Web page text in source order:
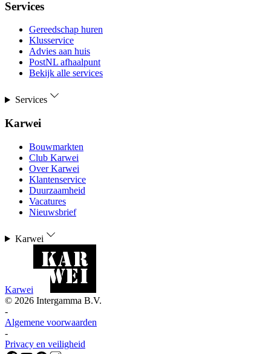
Services
Gereedschap huren
Klusservice
Advies aan huis
PostNL afhaalpunt
Bekijk alle services
Services
Karwei
Bouwmarkten
Club Karwei
Over Karwei
Klantenservice
Duurzaamheid
Vacatures
Nieuwsbrief
Karwei
Karwei
© 2026 Intergamma B.V.
-
Algemene voorwaarden
-
Privacy en veiligheid